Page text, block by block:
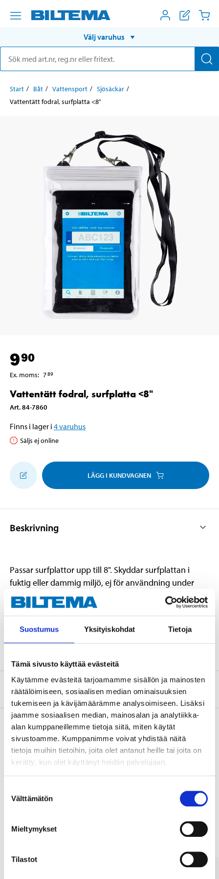
Suostumus Yksityiskohdat Tietoja
Tämä sivusto käyttää evästeitä
Käytämme evästeitä tarjoamamme sisällön ja mainosten
räätälöimiseen, sosiaalisen median ominaisuuksien
tukemiseen ja kävijämäärämme analysoimiseen. Lisäksi
jaamme sosiaalisen median, mainosalan ja analytiikka-
alan kumppaneillemme tietoja siitä, miten käytät
sivustoamme. Kumppanimme voivat yhdistää näitä
tietoja muihin tietoihin, joita olet antanut heille tai joita on
kerätty, kun olet käyttänyt heidän palvelujaan.
valinta
Välttämätön
Mieltymykset
Tilastot
Välj varuhus
Start Båt Vattensport
Sjösäckar
Vattentätt fodral, surfplatta <8"
990
Ex. moms: 789
Vattentätt fodral, surfplatta <8"
Art.84-7860
Finns i lager i 4varuhus
Säljs ej online
LÄGG I KUNDVAGNEN
Beskrivning
Passar surfplattor upp till 8". Skyddar surfplattan i
fuktig eller dammig miljö, ej för användning under
vatten. Fodral av transparent TPU vilket gör att
skärmen kan hanteras normalt även då surfplattan är i
Om tillverkaren
Köp & Hämta
Köp & Hämta i ditt varuhus inom 2 timmar!
Andra kunder köpte också